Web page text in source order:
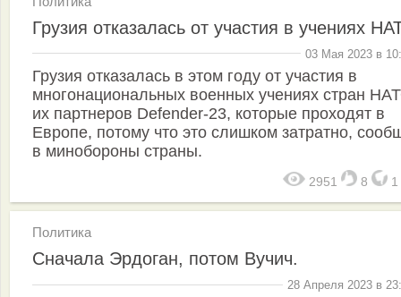
Грузия отказалась от участия в учениях
03 Мая 2023 в
Грузия отказалась в этом году от участия в
многонациональных военных учениях стран
их партнеров Defender-23, которые проходят в
Европе, потому что это слишком затратно,
в минобороны страны.
2951 8 1
Политика
Сначала Эрдоган, потом Вучич.
28 Апреля 2023 в